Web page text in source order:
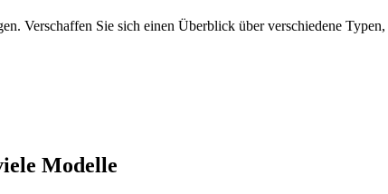
Verschaffen Sie sich einen Überblick über verschiedene
Modelle